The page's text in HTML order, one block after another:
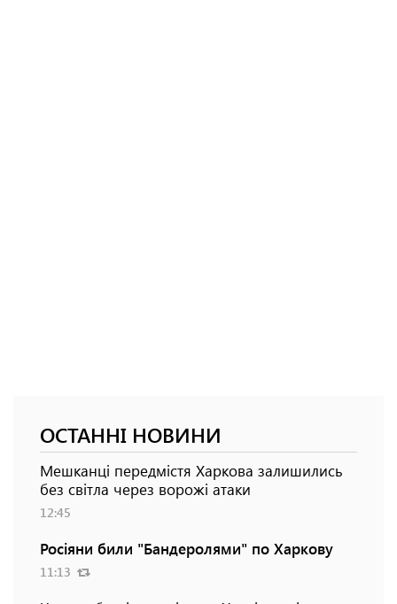
ОСТАННІ НОВИНИ
Мешканці передмістя Харкова залишились
без світла через ворожі атаки
12:45
Росіяни били "Бандеролями" по Харкову
11:13